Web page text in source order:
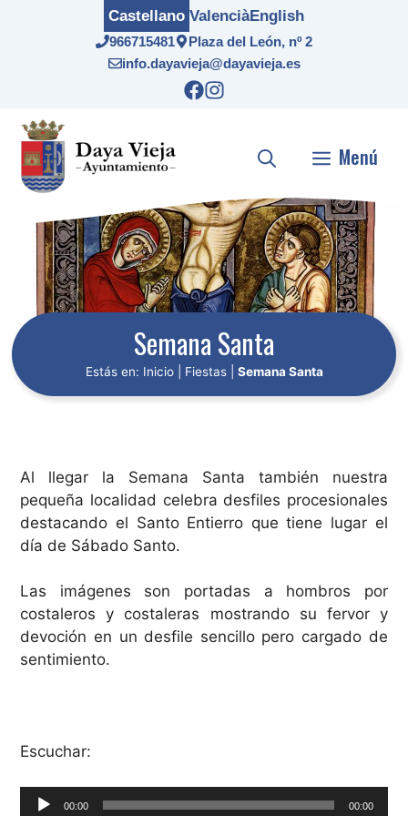
966715481
Plaza del León, nº 2
info.dayavieja@dayavieja.es
Castellano ValenciàEnglish
Menú
Semana Santa
Estás en: Inicio| Fiestas| Semana Santa
Al llegar la Semana Santa también nuestra
pequeña localidad celebra desfiles procesionales
destacando el Santo Entierro que tiene lugar el
día de Sábado Santo.
Las imágenes son portadas a hombros por
costaleros y costaleras mostrando su fervor y
devoción en un desfile sencillo pero cargado de
sentimiento.
Escuchar:
Reproductor
00:00 00:00